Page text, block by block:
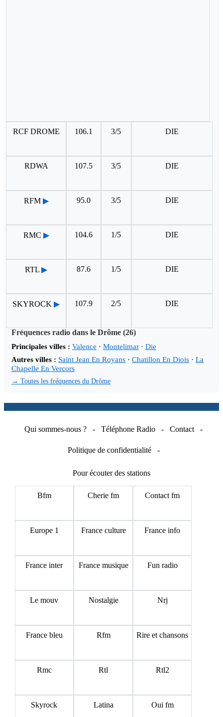
RCF DROME 106.1 3/5 DIE
RDWA 107.5 3/5 DIE
RFM ▶ 95.0 3/5 DIE
RMC ▶ 104.6 1/5 DIE
RTL ▶ 87.6 1/5 DIE
SKYROCK ▶ 107.9 2/5 DIE
Fréquences radio dans le Drôme (26)
Principales villes : Valence · Montelimar · Die
Autres villes : Saint Jean En Royans · Chatillon En Diois · La
Chapelle En Vercors
→ Toutes les fréquences du Drôme
.
Qui sommes-nous ? - Téléphone Radio - Contact -
Politique de confidentialité -
Pour écouter des stations
Bfm Cherie fm Contact fm
Europe 1 France culture France info
France inter France musique Fun radio
Le mouv Nostalgie Nrj
France bleu Rfm Rire et chansons
Rmc Rtl Rtl2
Skyrock Latina Oui fm